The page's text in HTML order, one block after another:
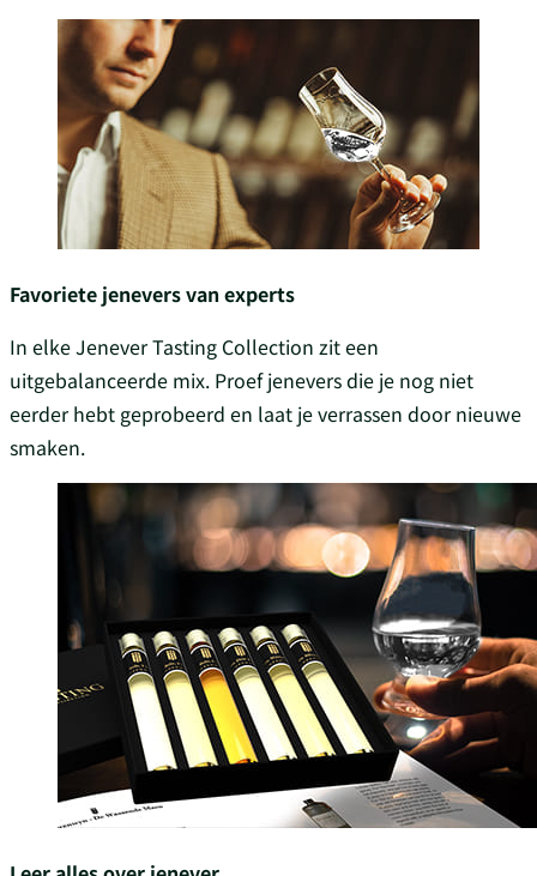
Favoriete jenevers van experts
In elke Jenever Tasting Collection zit een
uitgebalanceerde mix. Proef jenevers die je nog niet
eerder hebt geprobeerd en laat je verrassen door nieuwe
smaken.